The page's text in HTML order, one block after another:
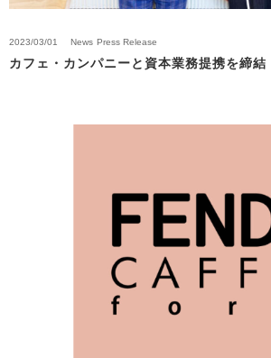
2023/03/01 News Press Release
カフェ・カンパニーと資本業務提携を締結